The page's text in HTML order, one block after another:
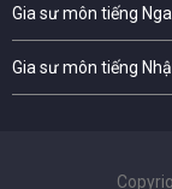
Gia sư môn tiếng Nga
Gia sư môn tiếng